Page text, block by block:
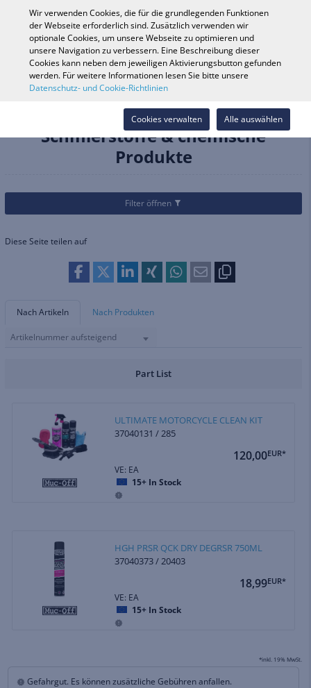
Fahrzeugsuche
Shop durchsuchen
Kategorien Fahrrad
Schmierstoffe & chemische Produkte
Schmierstoffe & chemische
Produkte
Filter öffnen
Diese Seite teilen auf
Nach Artikeln Nach Produkten
Artikelnummer aufsteigend
Part List
ULTIMATE MOTORCYCLE CLEAN KIT
37040131 / 285
120,00EUR*
VE: EA
15+ In Stock
HGH PRSR QCK DRY DEGRSR 750ML
37040373 / 20403
18,99EUR*
VE: EA
15+ In Stock
*inkl. 19% MwSt.
Gefahrgut. Es können zusätzliche Gebühren anfallen.
Wir verwenden Cookies, die für die grundlegenden Funktionen
der Webseite erforderlich sind. Zusätzlich verwenden wir
optionale Cookies, um unsere Webseite zu optimieren und
unsere Navigation zu verbessern. Eine Beschreibung dieser
Cookies kann neben dem jeweiligen Aktivierungsbutton gefunden
werden. Für weitere Informationen lesen Sie bitte unsere
Datenschutz- und Cookie-Richtlinien
Alle auswählen
Cookies verwalten